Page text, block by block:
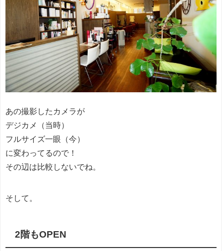
あの撮影したカメラが
デジカメ（当時）
フルサイズ一眼（今）
に変わってるので！
その辺は比較しないでね。
そして。
2階もOPEN